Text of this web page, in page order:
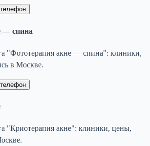
телефон
— спина
"Фототерапия акне — спина": клиники,
в Москве.
телефон
"Криотерапия акне": клиники, цены,